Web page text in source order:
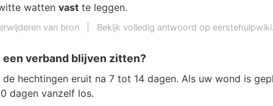
watten vast te leggen.
van bron Bekijk volledig antwoord op
een verband blijven zitten?
de hechtingen eruit na 7 tot 14 dagen. Als uw wond is
dagen vanzelf los.